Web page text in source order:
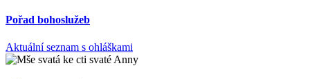
Pořad bohoslužeb
Aktuální seznam s ohláškami